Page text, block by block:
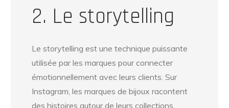
2. Le storytelling
Le storytelling est une technique puissante
utilisée par les marques pour connecter
émotionnellement avec leurs clients. Sur
Instagram, les marques de bijoux racontent
des histoires autour de leurs collections,